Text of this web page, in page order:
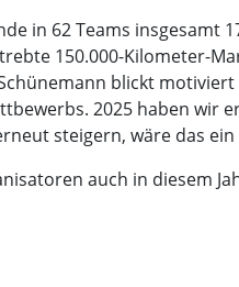
in 62 Teams
150.000-Kilometer-
blickt
2025 haben wir
steigern, wäre das
auch in diesem